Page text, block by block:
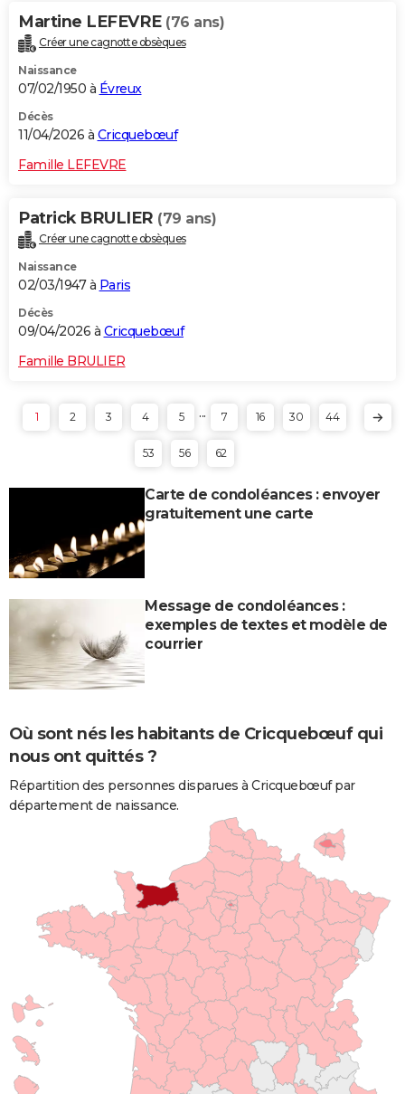
Martine LEFEVRE (76 ans)
Créer une cagnotte obsèques
Naissance
07/02/1950 à Évreux
Décès
11/04/2026 à Cricquebœuf
Famille LEFEVRE
Patrick BRULIER (79 ans)
Créer une cagnotte obsèques
Naissance
02/03/1947 à Paris
Décès
09/04/2026 à Cricquebœuf
Famille BRULIER
1 2 3 4 5 ... 7 16 30 44
53 56 62
Carte de condoléances : envoyer
gratuitement une carte
Message de condoléances :
exemples de textes et modèle de
courrier
Où sont nés les habitants de Cricquebœuf qui
nous ont quittés ?
Répartition des personnes disparues à Cricquebœuf par
département de naissance.